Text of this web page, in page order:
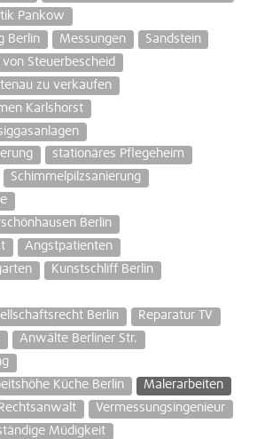
Pankow
Berlin
Messungen
Sandstein
von Steuerbescheid
zu verkaufen
Karlshorst
stationäres Pflegeheim
Schimmelpilzsanierung
Berlin
Angstpatienten
Kunstschliff Berlin
Berlin
Reparatur TV
Anwälte Berliner Str.
Küche Berlin
Malerarbeiten
Vermessungsingenieur
Müdigkeit